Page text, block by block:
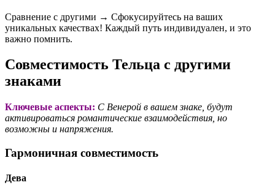
Сравнение с другими → Сфокусируйтесь на ваших
уникальных качествах! Каждый путь индивидуален, и это
важно помнить.
Совместимость Тельца с другими
знаками
Ключевые аспекты: С Венерой в вашем знаке, будут
активироваться романтические взаимодействия, но
возможны и напряжения.
Гармоничная совместимость
Дева